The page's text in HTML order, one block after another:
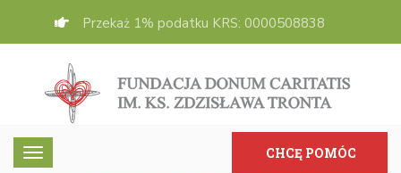
Przekaż 1% podatku KRS: 0000508838
CHCĘ POMÓC